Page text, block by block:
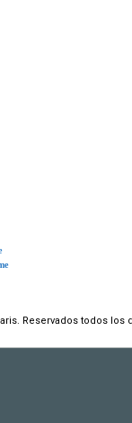
Reservados todos los